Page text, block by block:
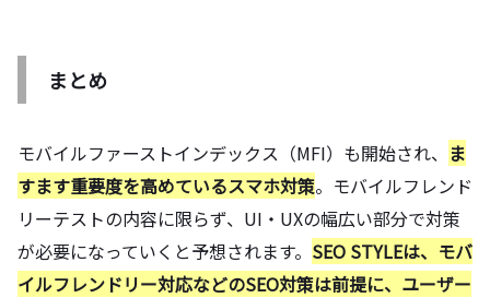
まとめ
モバイルファーストインデックス（MFI）も開始され、 ま
すます重要度を高めているスマホ対策。モバイルフレンド
リーテストの内容に限らず、UI・UXの幅広い部分で対策
が必要になっていくと予想されます。 SEO STYLEは、モバ
イルフレンドリー対応などのSEO対策は前提に、ユーザー